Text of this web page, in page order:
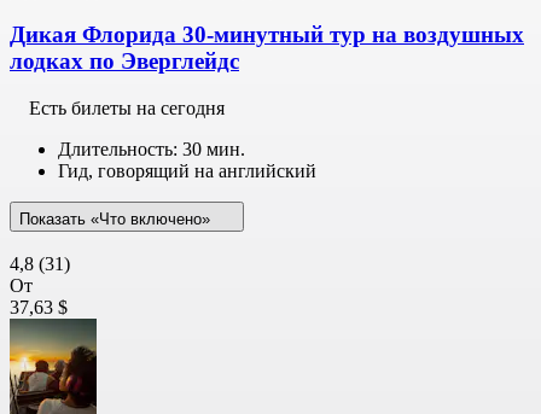
Дикая Флорида 30-минутный тур на воздушных
лодках по Эверглейдс
Есть билеты на сегодня
Длительность: 30 мин.
Гид, говорящий на английский
Показать «Что включено»
4,8 (31)
От
37,63 $